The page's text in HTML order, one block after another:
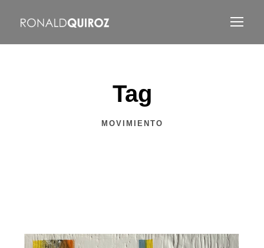
Tag
MOVIMIENTO